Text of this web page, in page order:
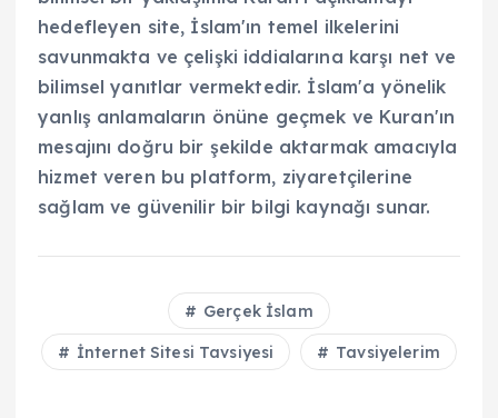
hedefleyen site, İslam'ın temel ilkelerini
savunmakta ve çelişki iddialarına karşı net ve
bilimsel yanıtlar vermektedir. İslam'a yönelik
yanlış anlamaların önüne geçmek ve Kuran'ın
mesajını doğru bir şekilde aktarmak amacıyla
hizmet veren bu platform, ziyaretçilerine
sağlam ve güvenilir bir bilgi kaynağı sunar.
Gerçek İslam
İnternet Sitesi Tavsiyesi Tavsiyelerim